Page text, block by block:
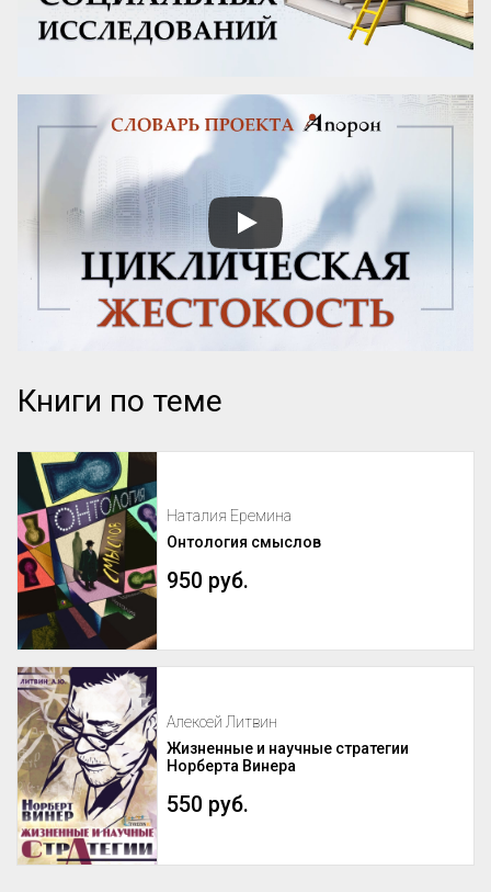
Книги по теме
Наталия Еремина
Онтология смыслов
950 руб.
Алексей Литвин
Жизненные и научные стратегии
Норберта Винера
550 руб.